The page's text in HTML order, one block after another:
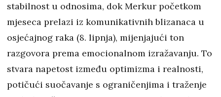
stabilnost u odnosima, dok Merkur početkom
mjeseca prelazi iz komunikativnih blizanaca u
osjećajnog raka (8. lipnja), mijenjajući ton
razgovora prema emocionalnom izražavanju. To
stvara napetost između optimizma i realnosti,
potičući suočavanje s ograničenjima i traženje